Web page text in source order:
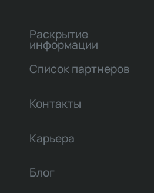
Раскрытие
информации
Список партнеров
Контакты
Карьера
Блог